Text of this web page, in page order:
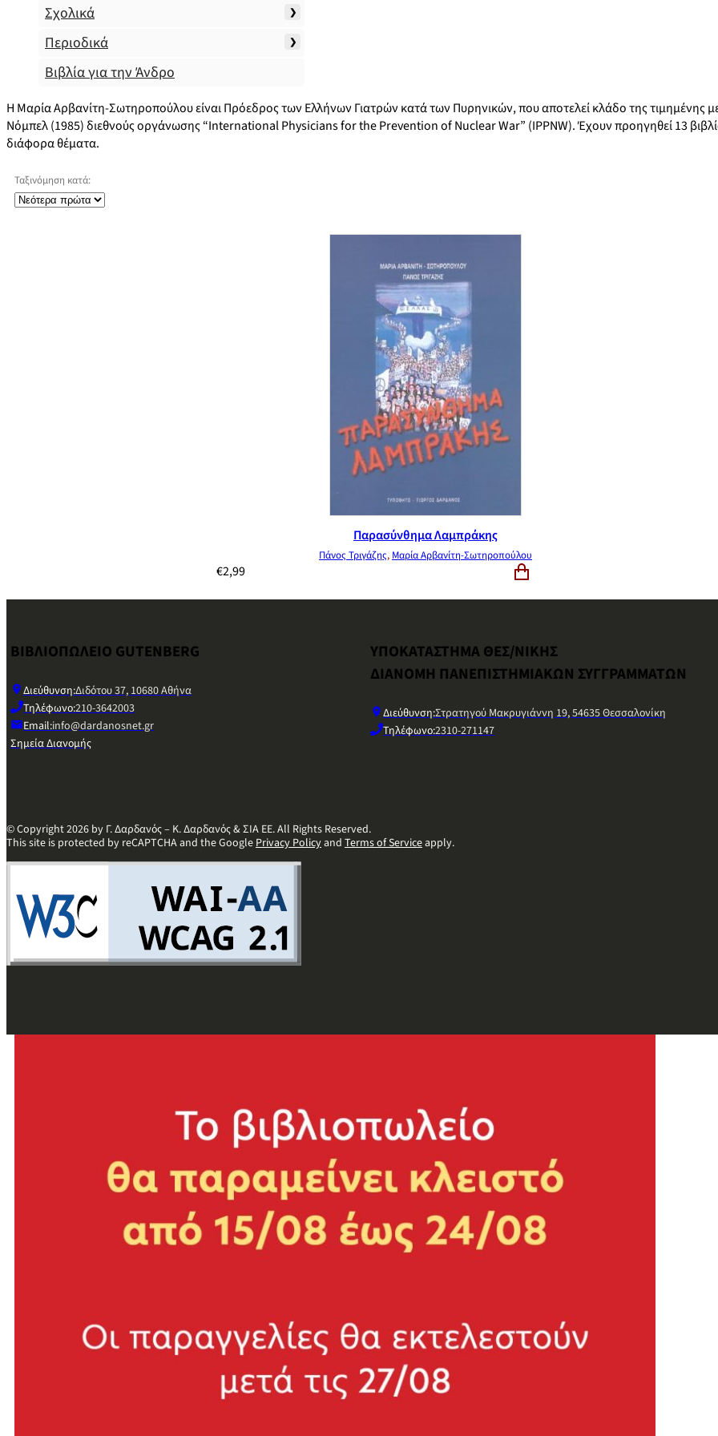
Σχολικά
Περιοδικά
Βιβλία για την Άνδρο
Η Μαρία Αρβανίτη-Σωτηροπούλου είναι Πρόεδρος των Ελλήνων Γιατρών κατά των Πυρηνικών, που αποτελεί κλάδο της τιμημένης
Νόμπελ (1985) διεθνούς οργάνωσης “International Physicians for the Prevention of Nuclear War” (IPPNW). Έχουν προηγηθεί 13
διάφορα θέματα.
Ταξινόμηση κατά:
Παρασύνθημα Λαμπράκης
Πάνος Τριγάζης, Μαρία Αρβανίτη-Σωτηροπούλου
€2,99
ΒΙΒΛΙΟΠΩΛΕΙΟ GUTENBERG
Διεύθυνση:Διδότου 37, 10680 Αθήνα
Τηλέφωνο:210-3642003
Email:info@dardanosnet.gr
Σημεία Διανομής
ΥΠΟΚΑΤΑΣΤΗΜΑ ΘΕΣ/ΝΙΚΗΣ
ΔΙΑΝΟΜΗ ΠΑΝΕΠΙΣΤΗΜΙΑΚΩΝ ΣΥΓΓΡΑΜΜΑΤΩΝ
Διεύθυνση:Στρατηγού Μακρυγιάννη 19, 54635 Θεσσαλονίκη
Τηλέφωνο:2310-271147
© Copyright 2026 by Γ. Δαρδανός – Κ. Δαρδανός & ΣΙΑ ΕΕ. All Rights Reserved.
This site is protected by reCAPTCHA and the GooglePrivacy Policyand Terms of Serviceapply.